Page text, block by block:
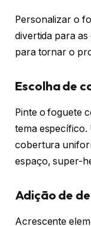
Personalizar o
divertida para
para tornar o
Escolha de
Pinte o foguete
tema específico.
cobertura
espaço, super-
Adição de
Acrescente